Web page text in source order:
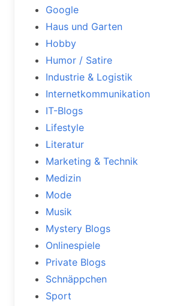
Google
Haus und Garten
Hobby
Humor / Satire
Industrie & Logistik
Internetkommunikation
IT-Blogs
Lifestyle
Literatur
Marketing & Technik
Medizin
Mode
Musik
Mystery Blogs
Onlinespiele
Private Blogs
Schnäppchen
Sport